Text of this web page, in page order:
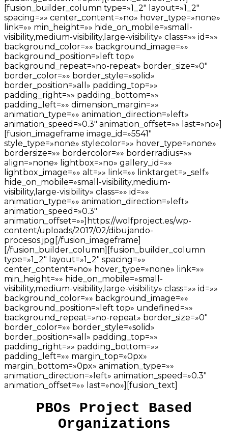
[fusion_builder_column type=»1_2″ layout=»1_2″
spacing=»» center_content=»no» hover_type=»none»
link=»» min_height=»» hide_on_mobile=»small-
visibility,medium-visibility,large-visibility» class=»» id=»»
background_color=»» background_image=»»
background_position=»left top»
background_repeat=»no-repeat» border_size=»0″
border_color=»» border_style=»solid»
border_position=»all» padding_top=»»
padding_right=»» padding_bottom=»»
padding_left=»» dimension_margin=»»
animation_type=»» animation_direction=»left»
animation_speed=»0.3″ animation_offset=»» last=»no»]
[fusion_imageframe image_id=»5541″
style_type=»none» stylecolor=»» hover_type=»none»
bordersize=»» bordercolor=»» borderradius=»»
align=»none» lightbox=»no» gallery_id=»»
lightbox_image=»» alt=»» link=»» linktarget=»_self»
hide_on_mobile=»small-visibility,medium-
visibility,large-visibility» class=»» id=»»
animation_type=»» animation_direction=»left»
animation_speed=»0.3″
animation_offset=»»]https://wolfproject.es/wp-
content/uploads/2017/02/dibujando-
procesos.jpg[/fusion_imageframe]
[/fusion_builder_column][fusion_builder_column
type=»1_2″ layout=»1_2″ spacing=»»
center_content=»no» hover_type=»none» link=»»
min_height=»» hide_on_mobile=»small-
visibility,medium-visibility,large-visibility» class=»» id=»»
background_color=»» background_image=»»
background_position=»left top» undefined=»»
background_repeat=»no-repeat» border_size=»0″
border_color=»» border_style=»solid»
border_position=»all» padding_top=»»
padding_right=»» padding_bottom=»»
padding_left=»» margin_top=»0px»
margin_bottom=»0px» animation_type=»»
animation_direction=»left» animation_speed=»0.3″
animation_offset=»» last=»no»][fusion_text]
PBOs Project Based
Organizations